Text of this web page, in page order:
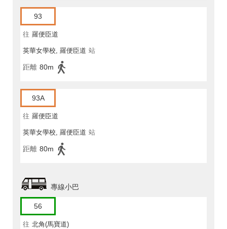
93
往 羅便臣道
英華女學校, 羅便臣道 站
距離 80m
93A
往 羅便臣道
英華女學校, 羅便臣道 站
距離 80m
專線小巴
56
往 北角(馬寶道)